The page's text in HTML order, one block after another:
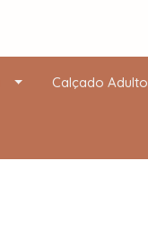
Calçado Adulto